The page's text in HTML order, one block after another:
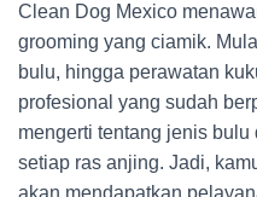
Clean Dog Mexico
grooming yang ciamik.
bulu, hingga perawatan
profesional yang sudah
mengerti tentang jenis
setiap ras anjing. Jadi,
akan mendapatkan